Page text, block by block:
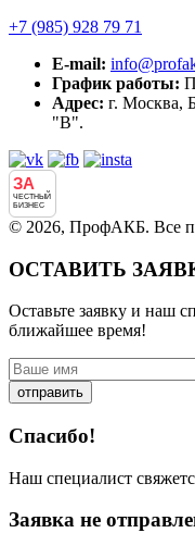
+7 (985) 928 79 71
E-mail:
График работы:
Адрес: г. Москва,
"В".
ЗА
ЧЕСТНЫЙ
БИЗНЕС
© 2026, ПрофАКБ. Все
ОСТАВИТЬ
Оставьте заявку и наш
ближайшее время!
отправить
Спасибо!
Наш специалист
Заявка не